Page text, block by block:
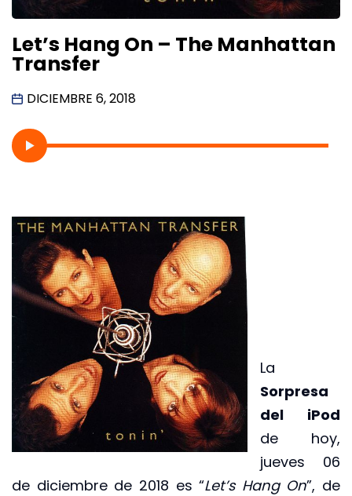
Let’s Hang On – The Manhattan
Transfer
DICIEMBRE 6, 2018
La
Sorpresa
del iPod
de hoy,
jueves 06
de diciembre de 2018 es “Let’s Hang On”, de